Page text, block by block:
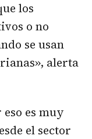
los
o no
se usan
alerta
es muy
el sector